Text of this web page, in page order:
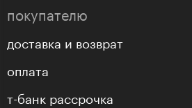
покупателю
доставка и возврат
оплата
т-банк рассрочка